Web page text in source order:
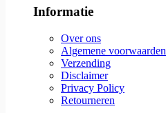
Informatie
Over ons
Algemene voorwaarden
Verzending
Disclaimer
Privacy Policy
Retourneren